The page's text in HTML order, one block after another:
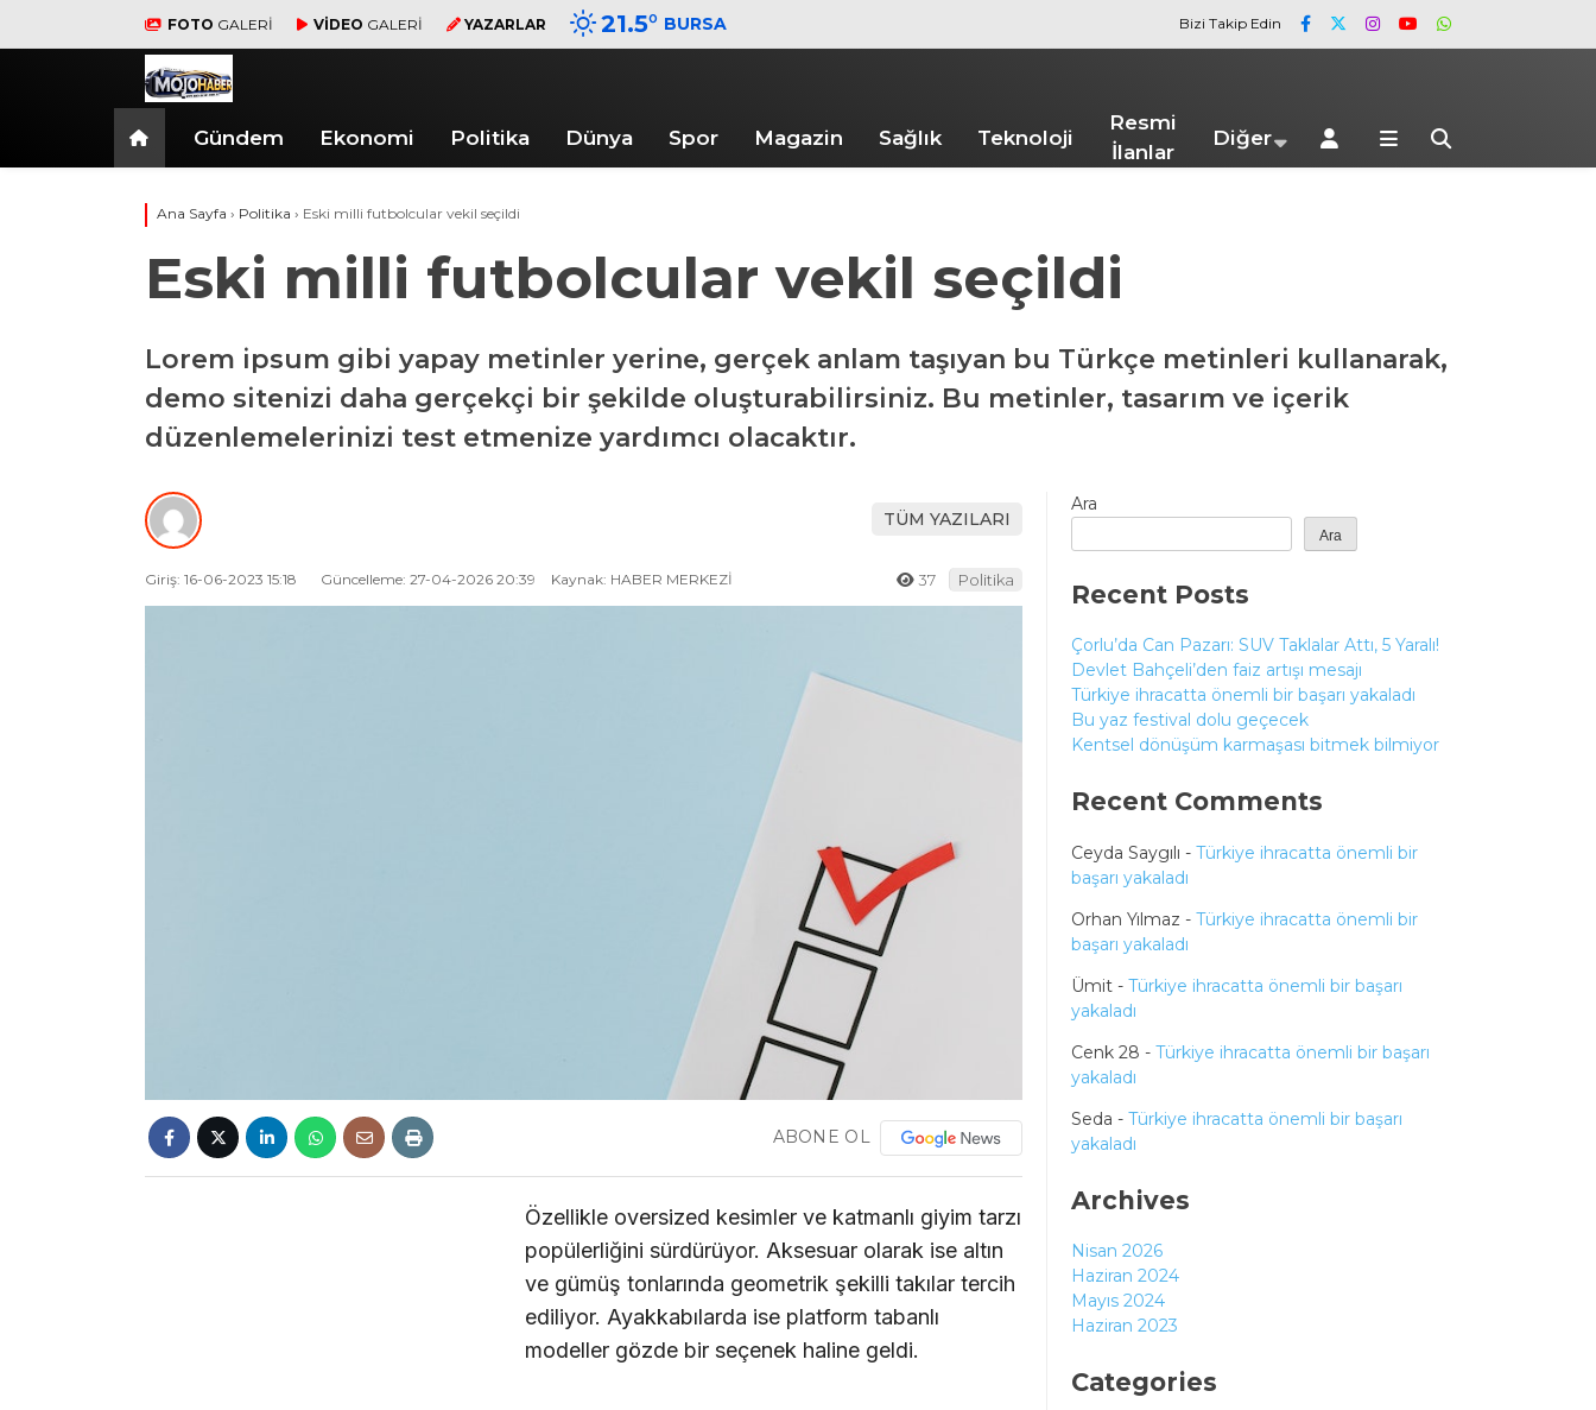
FOTO GALERİ VİDEO GALERİ YAZARLAR 21.5° BURSA Bizi Takip Edin
Gündem Ekonomi Politika Dünya Spor Magazin Sağlık Teknoloji
Resmi
İlanlar
Diğer
Ana Sayfa › Politika › Eski milli futbolcular vekil seçildi
Eski milli futbolcular vekil seçildi
Lorem ipsum gibi yapay metinler yerine, gerçek anlam taşıyan bu Türkçe metinleri kullanarak,
demo sitenizi daha gerçekçi bir şekilde oluşturabilirsiniz. Bu metinler, tasarım ve içerik
düzenlemelerinizi test etmenize yardımcı olacaktır.
TÜM YAZILARI
Giriş: 16-06-2023 15:18 Güncelleme: 27-04-2026 20:39 Kaynak: HABER MERKEZİ 37 Politika
ABONE OL
Özellikle oversized kesimler ve katmanlı giyim tarzı
popülerliğini sürdürüyor. Aksesuar olarak ise altın
ve gümüş tonlarında geometrik şekilli takılar tercih
ediliyor. Ayakkabılarda ise platform tabanlı
modeller gözde bir seçenek haline geldi.
Ara
Ara
Recent Posts
Çorlu’da Can Pazarı: SUV Taklalar Attı, 5 Yaralı!
Devlet Bahçeli’den faiz artışı mesajı
Türkiye ihracatta önemli bir başarı yakaladı
Bu yaz festival dolu geçecek
Kentsel dönüşüm karmaşası bitmek bilmiyor
Recent Comments
Ceyda Saygılı - Türkiye ihracatta önemli bir
başarı yakaladı
Orhan Yılmaz - Türkiye ihracatta önemli bir
başarı yakaladı
Ümit - Türkiye ihracatta önemli bir başarı
yakaladı
Cenk 28 - Türkiye ihracatta önemli bir başarı
yakaladı
Seda - Türkiye ihracatta önemli bir başarı
yakaladı
Archives
Nisan 2026
Haziran 2024
Mayıs 2024
Haziran 2023
Categories